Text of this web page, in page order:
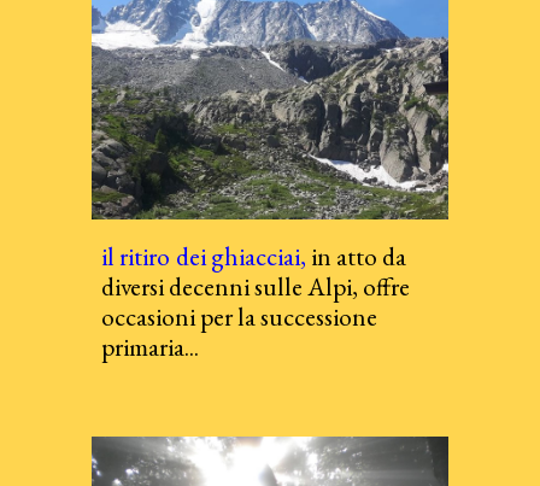
il ritiro dei ghiacciai, in atto da
diversi decenni sulle Alpi, offre
occasioni per lasuccessione
primaria...